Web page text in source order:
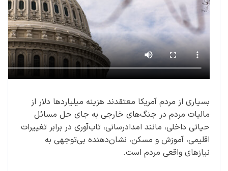
بسیاری از مردم آمریکا معتقدند هزینه میلیاردها دلار از
مالیات مردم در جنگ‌های خارجی به جای حل مسائل
حیاتی داخلی، مانند امدادرسانی، تاب‌آوری در برابر تغییرات
اقلیمی، آموزش و مسکن، نشان‌دهنده بی‌توجهی به
نیازهای واقعی مردم است.